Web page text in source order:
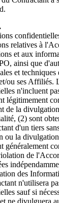
relatives à
et aux
ainsi que
et techniques
ou ses Affiliés.
n'incluent
légitimement
de la
(2) sont
d'un tiers
ou la
généralement
de
des
n'utilisera
sauf si